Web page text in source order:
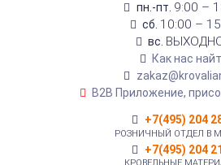
пн.-пт. 9:00 –
сб. 10:00 –
вс.
Как нас
B2B Приложение,
+7(495) 204
РОЗНИЧНЫЙ ОТДЕЛ В
+7(495) 204
КРОВЕЛЬНЫЕ